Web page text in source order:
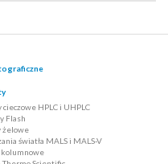
HPLC i UHPLC
Flash
żelowe
światła MALS i MALS-V
kolumnowe